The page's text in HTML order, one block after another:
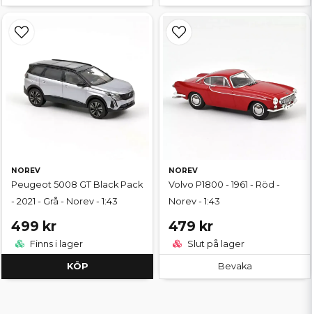
NOREV
Peugeot 5008 GT Black Pack
- 2021 - Grå - Norev - 1:43
499 kr
Finns i lager
KÖP
NOREV
Volvo P1800 - 1961 - Röd -
Norev - 1:43
479 kr
Slut på lager
Bevaka